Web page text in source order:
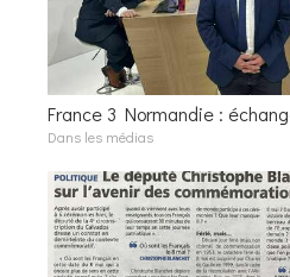
France 3 Normandie :
Dans les médias